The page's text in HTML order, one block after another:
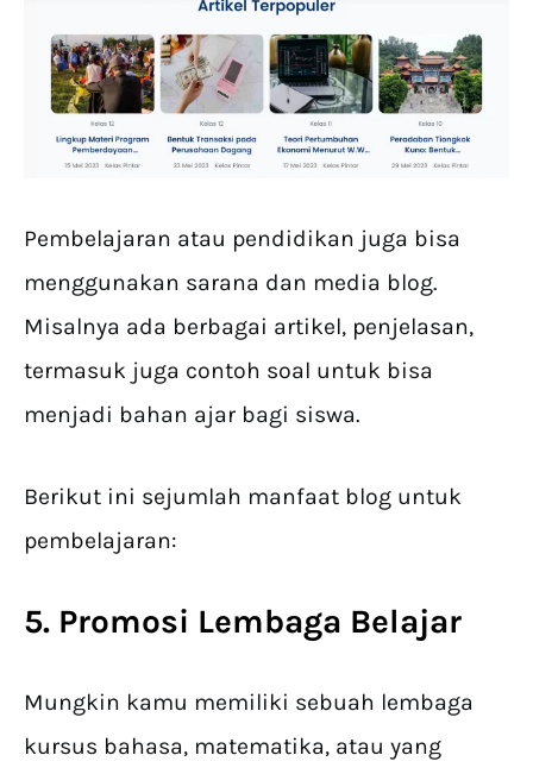
Pembelajaran atau pendidikan juga bisa
menggunakan sarana dan media blog.
Misalnya ada berbagai artikel, penjelasan,
termasuk juga contoh soal untuk bisa
menjadi bahan ajar bagi siswa.
Berikut ini sejumlah manfaat blog untuk
pembelajaran:
5. Promosi Lembaga Belajar
Mungkin kamu memiliki sebuah lembaga
kursus bahasa, matematika, atau yang